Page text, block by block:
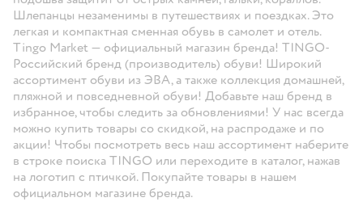
Шлепанцы незаменимы в путешествиях и поездках. Это
легкая и компактная сменная обувь в самолет и отель.
Tingo Market — официальный магазин бренда! TINGO-
Российский бренд (производитель) обуви! Широкий
ассортимент обуви из ЭВА, а также коллекция домашней,
пляжной и повседневной обуви! Добавьте наш бренд в
избранное, чтобы следить за обновлениями! У нас всегда
можно купить товары со скидкой, на распродаже и по
акции! Чтобы посмотреть весь наш ассортимент наберите
в строке поиска TINGO или переходите в каталог, нажав
на логотип с птичкой. Покупайте товары в нашем
официальном магазине бренда.